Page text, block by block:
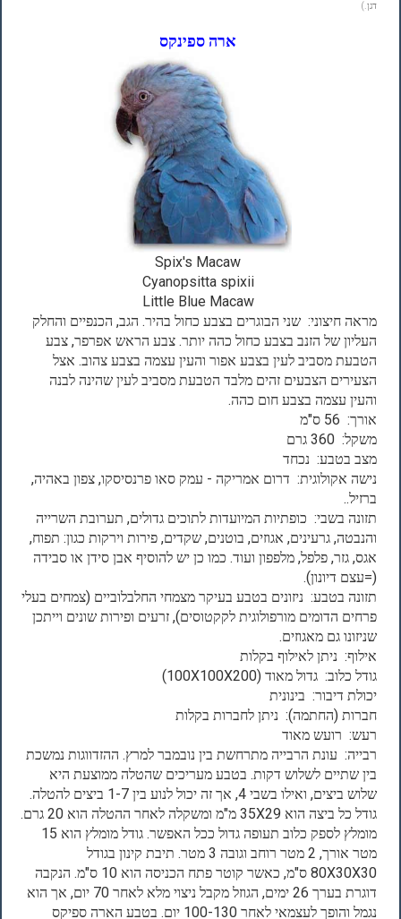
דגן .)
ארה ספינקס
Spix's Macaw
Cyanopsitta spixii
Little Blue Macaw
מראה חיצוני: שני הבוגרים בצבע כחול בהיר. הגב, הכנפיים והחלק
העליון של הזנב בצבע כחול כהה יותר. צבע הראש אפרפר, צבע
הטבעת מסביב לעין בצבע אפור והעין עצמה בצבע צהוב. אצל
הצעירים הצבעים זהים מלבד הטבעת מסביב לעין שהינה לבנה
והעין עצמה בצבע חום כהה.
אורך: 56 ס"מ
משקל: 360 גרם
מצב בטבע: נכחד
נישה אקולוגית: דרום אמריקה - עמק סאו פרנסיסקו, צפון באהיה,
ברזיל..
תזונה בשבי: כופתיות המיועדות לתוכים גדולים, תערובת השרייה
והנבטה, גרעינים, אגוזים, בוטנים, שקדים, פירות וירקות כגון: תפוח,
אגס, גזר, פלפל, מלפפון ועוד. כמו כן יש להוסיף אבן סידן או סבידה
(=עצם דיונון).
תזונה בטבע: ניזונים בטבע בעיקר מצמחי החלבלוביים (צמחים בעלי
פרחים הדומים מורפולוגית לקקטוסים), זרעים ופירות שונים וייתכן
שניזונו גם מאגוזים.
אילוף: ניתן לאילוף בקלות
גודל כלוב: גדול מאוד (100X100X200)
יכולת דיבור: בינונית
חברות (החתמה): ניתן לחברות בקלות
רעש: רועש מאוד
רבייה: עונת הרבייה מתרחשת בין נובמבר למרץ. ההזדווגות נמשכת
בין שתיים לשלוש דקות. בטבע מעריכים שהטלה ממוצעת היא
שלוש ביצים, ואילו בשבי 4, אך זה יכול לנוע בין 1-7 ביצים להטלה.
גודל כל ביצה הוא 35X29 מ"מ ומשקלה לאחר ההטלה הוא 20 גרם.
מומלץ לספק כלוב תעופה גדול ככל האפשר. גודל מומלץ הוא 15
מטר אורך, 2 מטר רוחב וגובה 3 מטר. תיבת קינון בגודל
80X30X30 ס"מ, כאשר קוטר פתח הכניסה הוא 10 ס"מ. הנקבה
דוגרת בערך 26 ימים, הגוזל מקבל ניצוי מלא לאחר 70 יום, אך הוא
נגמל והופך לעצמאי לאחר 100-130 יום. בטבע הארה ספיקס